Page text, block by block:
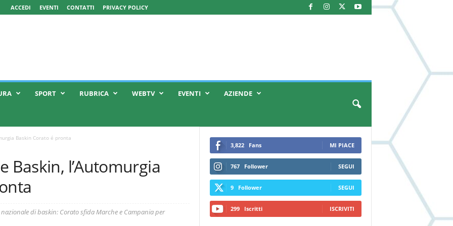
ACCEDI EVENTI CONTATTI PRIVACY POLICY
SPORT RUBRICA WEBTV EVENTI AZIENDE
Baskin Corato é pronta
Baskin, l’Automurgia
di baskin: Corato sfida Marche e Campania per
3,822 Fans MI PIACE
767 Follower SEGUI
9 Follower SEGUI
299 Iscritti ISCRIVITI